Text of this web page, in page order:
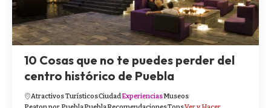
10 Cosas que no te puedes perder del
centro histórico de Puebla
Atractivos TurísticosCiudadExperienciasMuseos